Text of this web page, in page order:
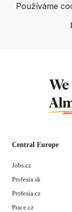
Používáme
Central Europe
Jobs.cz
Profesia.sk
Profesia.cz
Prace.cz